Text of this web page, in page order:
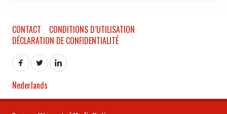
CONTACT
CONDITIONS D’UTILISATION
DÉCLARATION DE CONFIDENTIALITÉ
Nederlands